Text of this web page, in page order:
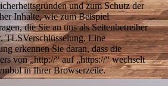
und zum Schutz der
Inhalte, wie zum Beispiel
die Sie an uns als Seitenbetreiber
TLSVerschlüsselung. Eine
erkennen Sie daran, dass die
von „http://“ auf „https://“ wechselt
in Ihrer Browserzeile.